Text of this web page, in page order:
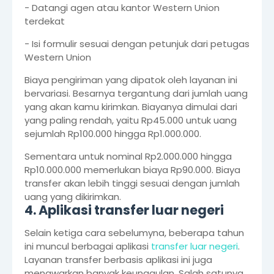
- Datangi agen atau kantor Western Union
terdekat
- Isi formulir sesuai dengan petunjuk dari petugas
Western Union
Biaya pengiriman yang dipatok oleh layanan ini
bervariasi. Besarnya tergantung dari jumlah uang
yang akan kamu kirimkan. Biayanya dimulai dari
yang paling rendah, yaitu Rp45.000 untuk uang
sejumlah Rp100.000 hingga Rp1.000.000.
Sementara untuk nominal Rp2.000.000 hingga
Rp10.000.000 memerlukan biaya Rp90.000. Biaya
transfer akan lebih tinggi sesuai dengan jumlah
uang yang dikirimkan.
4. Aplikasi transfer luar negeri
Selain ketiga cara sebelumyna, beberapa tahun
ini muncul berbagai aplikasi transfer luar negeri.
Layanan transfer berbasis aplikasi ini juga